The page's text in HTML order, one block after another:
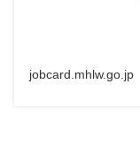
jobcard.mhlw.go.jp